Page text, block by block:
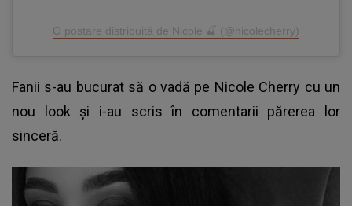
O postare distribuită de Nicole 🍒 (@nicolecherry)
Fanii s-au bucurat să o vadă pe Nicole Cherry cu un
nou look și i-au scris în comentarii părerea lor
sinceră.